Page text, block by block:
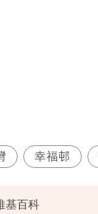
幸福邨
基百科